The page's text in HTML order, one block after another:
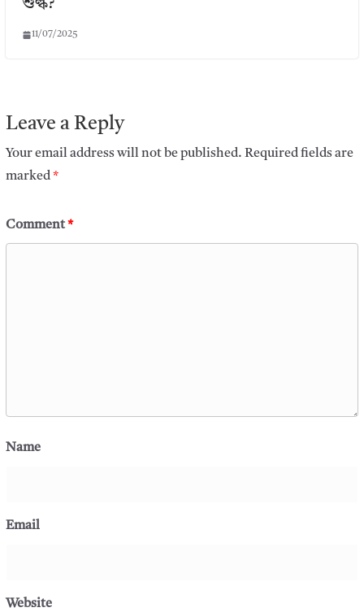
শুল্ক?
11/07/2025
Leave a Reply
Your email address will not be published. Required fields are
marked*
Comment*
Name
Email
Website